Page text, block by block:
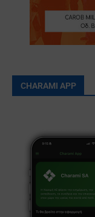
CHARAMI APP